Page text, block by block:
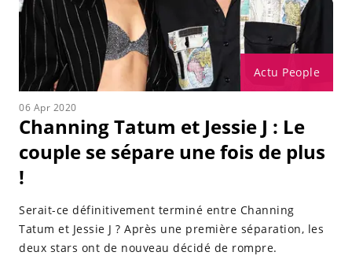
Actu People
06 Apr 2020
Channing Tatum et Jessie J : Le
couple se sépare une fois de plus
!
Serait-ce définitivement terminé entre Channing
Tatum et Jessie J ? Après une première séparation, les
deux stars ont de nouveau décidé de rompre.